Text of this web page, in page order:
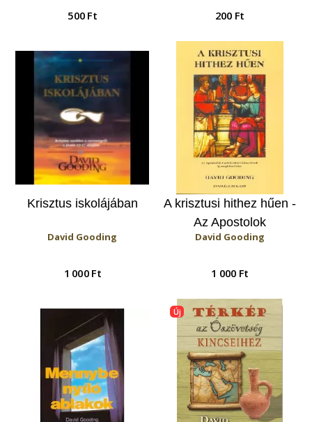
500 Ft 200 Ft
Krisztus iskolájában
David Gooding
1 000 Ft
A krisztusi hithez hűen -
Az Apostolok
Cselekedetei
megközelítése
David Gooding
1 000 Ft
Új